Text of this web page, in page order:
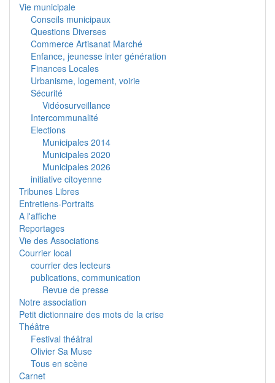
Vie municipale
Conseils municipaux
Questions Diverses
Commerce Artisanat Marché
Enfance, jeunesse inter génération
Finances Locales
Urbanisme, logement, voirie
Sécurité
Vidéosurveillance
Intercommunalité
Elections
Municipales 2014
Municipales 2020
Municipales 2026
initiative citoyenne
Tribunes Libres
Entretiens-Portraits
A l'affiche
Reportages
Vie des Associations
Courrier local
courrier des lecteurs
publications, communication
Revue de presse
Notre association
Petit dictionnaire des mots de la crise
Théâtre
Festival théâtral
Olivier Sa Muse
Tous en scène
Carnet